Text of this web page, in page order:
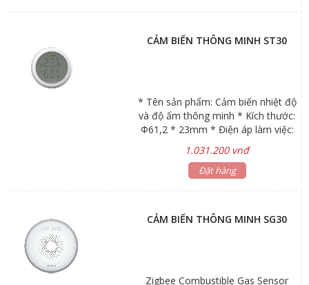
trường làm việc: -15℃-60℃ độ C,
độ ẩm < 80% RH
CẢM BIẾN THÔNG MINH ST30
* Tên sản phẩm: Cảm biến nhiệt độ
và độ ẩm thông minh * Kích thước:
Φ61,2 * 23mm * Điện áp làm việc:
3V (pin AAA) * Phương thức mạng:
Zigbee * Khoảng cách mạng không
dây: ≤80 mét (môi trường mở) *
℃, độ ẩm ± 3%
1.031.200 vnđ
Đặt hàng
CẢM BIẾN THÔNG MINH SG30
Zigbee Combustible Gas Sensor